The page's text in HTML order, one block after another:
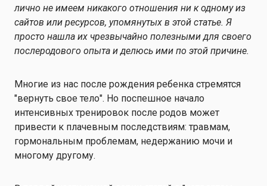
лично не имеем никакого отношения ни к одному из
сайтов или ресурсов, упомянутых в этой статье. Я
просто нашла их чрезвычайно полезными для своего
послеродового опыта и делюсь ими по этой причине.
Многие из нас после рождения ребенка стремятся
"вернуть свое тело". Но поспешное начало
интенсивных тренировок после родов может
привести к плачевным последствиям: травмам,
гормональным проблемам, недержанию мочи и
многому другому.